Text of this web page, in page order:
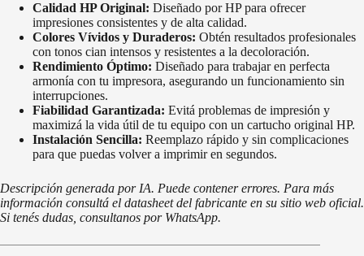
Calidad HP Original: Diseñado por HP para ofrecer
impresiones consistentes y de alta calidad.
Colores Vívidos y Duraderos: Obtén resultados profesionales
con tonos cian intensos y resistentes a la decoloración.
Rendimiento Óptimo: Diseñado para trabajar en perfecta
armonía con tu impresora, asegurando un funcionamiento sin
interrupciones.
Fiabilidad Garantizada: Evitá problemas de impresión y
maximizá la vida útil de tu equipo con un cartucho original HP.
Instalación Sencilla: Reemplazo rápido y sin complicaciones
para que puedas volver a imprimir en segundos.
Descripción generada por IA. Puede contener errores. Para más
información consultá el datasheet del fabricante en su sitio web oficial.
Si tenés dudas, consultanos por WhatsApp.